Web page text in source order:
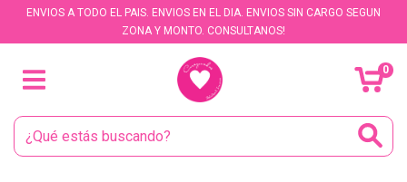
ENVIOS A TODO EL PAIS. ENVIOS EN EL DIA. ENVIOS SIN CARGO SEGUN
ZONA Y MONTO. CONSULTANOS!
0